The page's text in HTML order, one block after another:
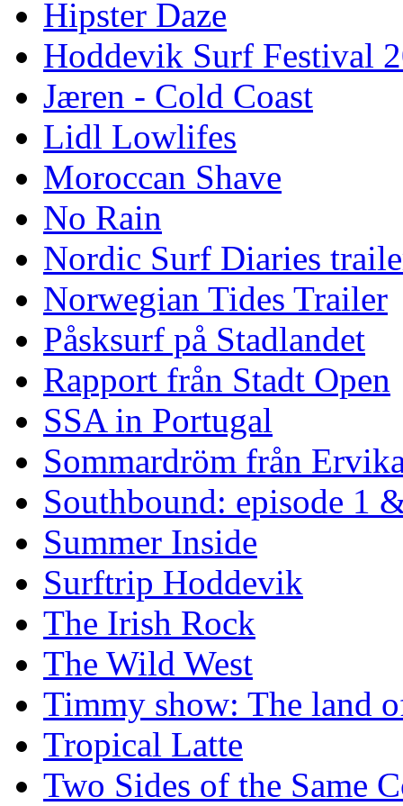
Hipster Daze
Hoddevik Surf Festival
Jæren - Cold Coast
Lidl Lowlifes
Moroccan Shave
No Rain
Nordic Surf Diaries
Norwegian Tides Trailer
Påsksurf på Stadlandet
Rapport från Stadt Open
SSA in Portugal
Sommardröm från
Southbound: episode 1
Summer Inside
Surftrip Hoddevik
The Irish Rock
The Wild West
Timmy show: The land
Tropical Latte
Two Sides of the Same